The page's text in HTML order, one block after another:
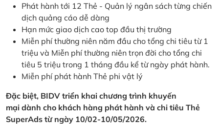
Phát hành tới 12 Thẻ - Quản lý ngân sách từng chiến
dịch quảng cáo dễ dàng
Hạn mức giao dịch cao top đầu thị trường
Miễn phí thường niên năm đầu cho tổng chi tiêu từ 1
triệu và Miễn phí thường niên trọn đời cho tổng chi
tiêu 5 triệu trong 1 tháng đầu kể từ ngày phát hành.
Miễn phí phát hành Thẻ phi vật lý
Đặc biệt, BIDV triển khai chương trình khuyến
mại dành cho khách hàng phát hành và chi tiêu Thẻ
SuperAds từ ngày 10/02-10/05/2026.